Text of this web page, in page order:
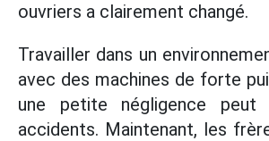
ouvriers a clairement changé.
Travailler dans un
avec des machines de forte
une petite négligence peut
accidents. Maintenant, les